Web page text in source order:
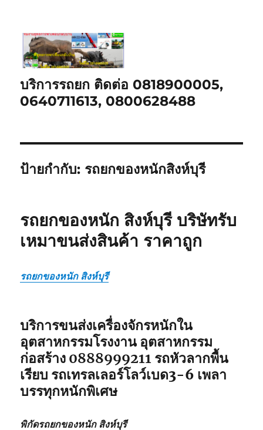
บริการรถยก ติดต่อ 0818900005,
0640711613, 0800628488
ป้ายกำกับ: รถยกของหนักสิงห์บุรี
รถยกของหนัก สิงห์บุรี บริษัทรับ
เหมาขนส่งสินค้า ราคาถูก
รถยกของหนัก สิงห์บุรี
บริการขนส่งเครื่องจักรหนักใน
อุตสาหกรรมโรงงาน อุตสาหกรรม
ก่อสร้าง 0888999211 รถหัวลากพื้น
เรียบ รถเทรลเลอร์โลว์เบด3-6 เพลา
บรรทุกหนักพิเศษ
พิกัดรถยกของหนัก สิงห์บุรี